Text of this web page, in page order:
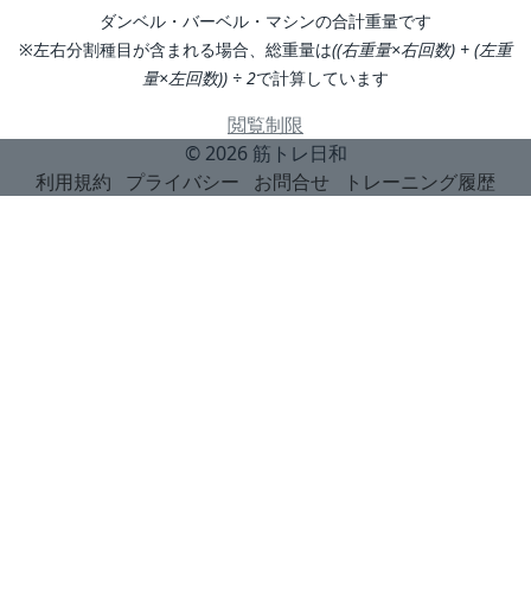
ダンベル・バーベル・マシンの合計重量です
※左右分割種目が含まれる場合、総重量は((右重量×右回数) + (左重
量×左回数)) ÷ 2で計算しています
閲覧制限
© 2026 筋トレ日和
利用規約
プライバシー お問合せ トレーニング履歴